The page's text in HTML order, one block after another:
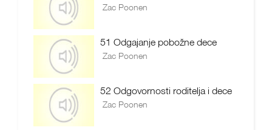
Zac Poonen
51 Odgajanje pobožne dece
Zac Poonen
52 Odgovornosti roditelja i dece
Zac Poonen